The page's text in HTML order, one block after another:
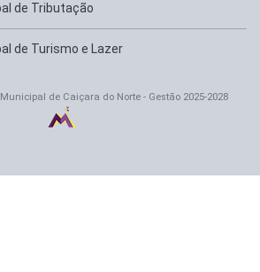
de Tributação
de Turismo e Lazer
de Caiçara do Norte - Gestão 2025-2028